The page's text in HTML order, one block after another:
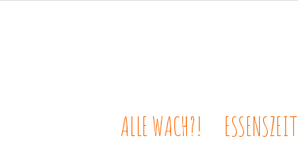
ALLE WACH?! ESSENSZEIT